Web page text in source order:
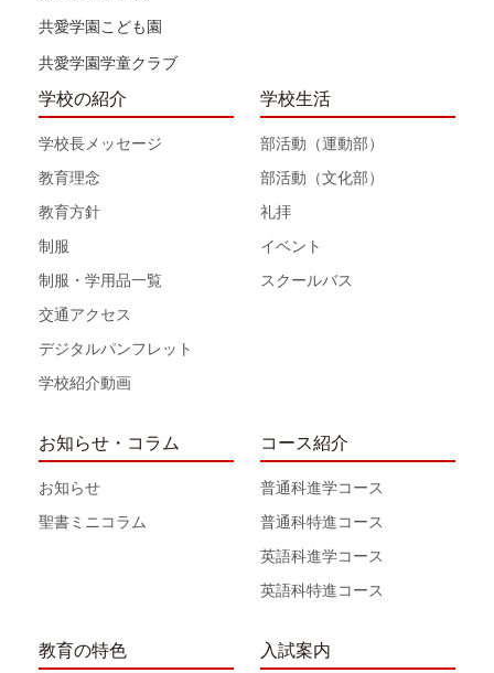
共愛学園こども園
共愛学園学童クラブ
学校の紹介
学校長メッセージ
教育理念
教育方針
制服
制服・学用品一覧
交通アクセス
デジタルパンフレット
学校紹介動画
学校生活
部活動（運動部）
部活動（文化部）
礼拝
イベント
スクールバス
お知らせ・コラム
お知らせ
聖書ミニコラム
コース紹介
普通科進学コース
普通科特進コース
英語科進学コース
英語科特進コース
教育の特色 入試案内